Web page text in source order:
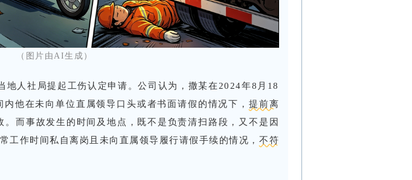
（图片由AI生成）
地人社局提起工伤认定申请。公司认为，撒某在2024年8月18
他在未向单位直属领导口头或者书面请假的情况下， 提前离
。而事故发生的时间及地点，既不是负责清扫路段，又不是因
工作时间私自离岗且未向直属领导履行请假手续的情况， 不符